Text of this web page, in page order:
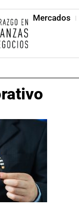
Mercados